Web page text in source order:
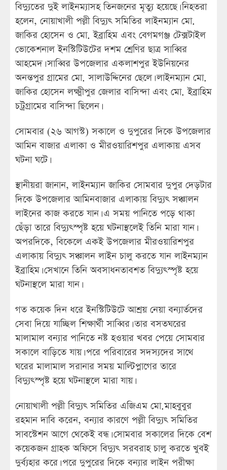
বিদ্যুতের দুই লাইনম্যাসহ তিনজনের মৃত্যু হয়েছে। নিহতরা
হলেন, নোয়াখালী পল্লী বিদ্যুৎ সমিতির লাইনম্যান মো.
জাকির হোসেন ও মো. ইব্রাহিম এবং বেগমগঞ্জ টেক্সটাইল
ভোকেশনাল ইনস্টিটিউটের দশম শ্রেণির ছাত্র সাব্বির
আহমেদ। সাব্বির উপজেলার একলাশপুর ইউনিয়নের
অনন্তপুর গ্রামের মো. সালাউদ্দিনের ছেলে। লাইনম্যান মো.
জাকির হোসেন লক্ষ্মীপুর জেলার বাসিন্দা এবং মো. ইব্রাহিম
চট্রগ্রামের বাসিন্দা ছিলেন।
সোমবার (২৬ আগস্ট) সকালে ও দুপুরের দিকে উপজেলার
আমিন বাজার এলাকা ও মীরওয়ারিশপুর এলাকায় এসব
ঘটনা ঘটে।
স্থানীয়রা জানান, লাইনম্যান জাকির সোমবার দুপুর দেড়টার
দিকে উপজেলার আমিনবাজার এলাকায় বিদ্যুৎ সঞ্চালন
লাইনের কাজ করতে যান। এ সময় পানিতে পড়ে থাকা
ছেঁড়া তারে বিদ্যুৎস্পৃষ্ট হয়ে ঘটনাস্থলেই তিনি মারা যান।
অপরদিকে, বিকেলে একই উপজেলার মীরওয়ারিশপুর
এলাকায় বিদ্যুৎ সঞ্চালন লাইন চালু করতে যান লাইনম্যান
ইব্রাহিম। সেখানে তিনি অবসাধনতাবশত বিদ্যুৎস্পৃষ্ট হয়ে
ঘটনাস্থলে মারা যান।
গত কয়েক দিন ধরে ইনস্টিটিউটে আশ্রয় নেয়া বন্যার্তদের
সেবা দিয়ে যাচ্ছিল শিক্ষার্থী সাব্বির। তার বসতঘরের
মালামাল বন্যার পানিতে নষ্ট হওয়ার খবর পেয়ে সোমবার
সকালে বাড়িতে যায়। পরে পরিবারের সদস্যদের সাথে
ঘরের মালামাল সরানার সময় মাল্টিপ্লাগের তারে
বিদ্যুৎস্পৃষ্ট হয়ে ঘটনাস্থলে মারা যায়।
নোয়াখালী পল্লী বিদ্যুৎ সমিতির এজিএম মো.মাহবুবুর
রহমান দাবি করেন, বন্যার কারণে পল্লী বিদ্যুৎ সমিতির
সাবস্টেশন আগে থেকেই বন্ধ। সোমবার সকালের দিকে বেশ
কয়েকজন গ্রাহক অফিসে বিদ্যুৎ সরবরাহ চালু করতে খুবই
দুর্ব্যহার করে। পরে দুপুরের দিকে বন্যার লাইন পরীক্ষা